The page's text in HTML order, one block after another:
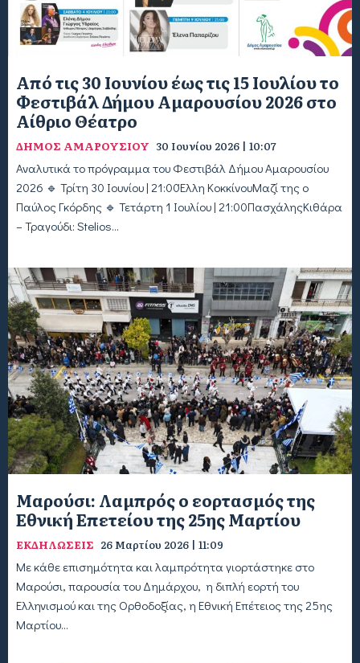
Από τις 30 Ιουνίου έως τις 15 Ιουλίου το
Φεστιβάλ Δήμου Αμαρουσίου 2026 στο
Αίθριο Θέατρο
ΔΗΜΟΣ ΑΜΑΡΟΥΣΙΟΥ 30 Ιουνίου 2026 | 10:07
Αναλυτικά το πρόγραμμα του Φεστιβάλ Δήμου Αμαρουσίου
2026 🔹 Τρίτη 30 Ιουνίου | 21:00Έλλη ΚοκκίνουΜαζί της ο
Παύλος Γκόρδης 🔹 Τετάρτη 1 Ιουλίου | 21:00ΠασχάληςΚιθάρα
– Τραγούδι: Stelios...
Μαρούσι: Λαμπρός ο εορτασμός της
Εθνική Επετείου της 25ης Μαρτίου
ΕΚΔΗΛΩΣΕΙΣ 26 Μαρτίου 2026 | 11:09
Με κάθε επισημότητα και λαμπρότητα γιορτάστηκε στο
Μαρούσι, παρουσία του Δημάρχου, η διπλή εορτή του
Ελληνισμού και της Ορθοδοξίας, η Εθνική Επέτειος της 25ης
Μαρτίου...